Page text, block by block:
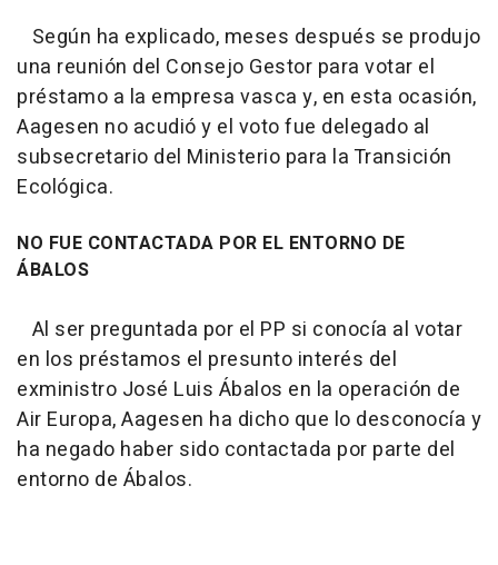
Según ha explicado, meses después se produjo
una reunión del Consejo Gestor para votar el
préstamo a la empresa vasca y, en esta ocasión,
Aagesen no acudió y el voto fue delegado al
subsecretario del Ministerio para la Transición
Ecológica.
NO FUE CONTACTADA POR EL ENTORNO DE
ÁBALOS
Al ser preguntada por el PP si conocía al votar
en los préstamos el presunto interés del
exministro José Luis Ábalos en la operación de
Air Europa, Aagesen ha dicho que lo desconocía y
ha negado haber sido contactada por parte del
entorno de Ábalos.